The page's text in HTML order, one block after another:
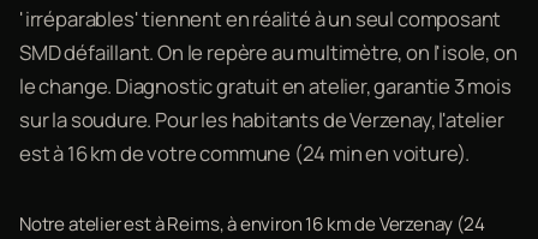
'irréparables' tiennent en réalité à un seul composant
SMD défaillant. On le repère au multimètre, on l'isole, on
le change. Diagnostic gratuit en atelier, garantie 3 mois
sur la soudure. Pour les habitants de Verzenay, l'atelier
est à 16 km de votre commune (24 min en voiture).
Notre atelier est à Reims, à environ 16 km de Verzenay (24